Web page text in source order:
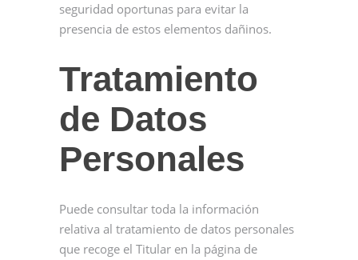
seguridad oportunas para evitar la
presencia de estos elementos dañinos.
Tratamiento
de Datos
Personales
Puede consultar toda la información
relativa al tratamiento de datos personales
que recoge el Titular en la página de